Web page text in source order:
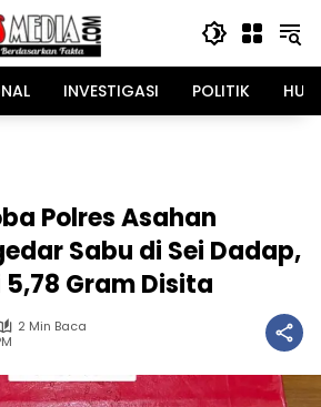
INVESTIGASI POLITIK
Polres Asahan
Sabu di Sei Dadap,
Gram Disita
2 Min Baca